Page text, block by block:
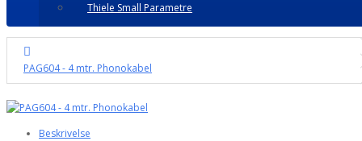
Thiele Small Parametre
PAG604 - 4 mtr. Phonokabel
Beskrivelse